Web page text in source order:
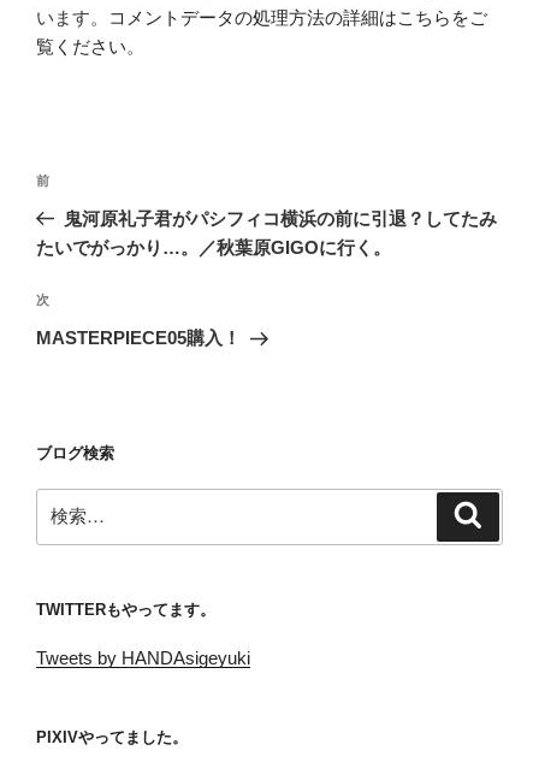
います。
コメントデータの処理方法の詳細はこちらをご
覧ください。
投
ナ
ゲ
ー
前
の
投
前
鬼河原礼子君がパシフィコ横浜の前に引退？してたみ
たいでがっかり…。／秋葉原GIGOに行く。
次
の
次
MASTERPIECE05購入！
ブログ検索
索:
TWITTERもやってます。
Tweets by HANDAsigeyuki
PIXIVやってました。